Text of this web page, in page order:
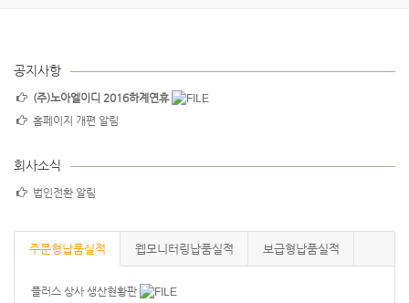
공지사항
(주)노아엘이디 2016하계연휴
홈페이지 개편 알림
회사소식
법인전환 알림
주문형납품실적 웹모니터링납품실적 보급형납품실적
플러스 상사 생산현황판